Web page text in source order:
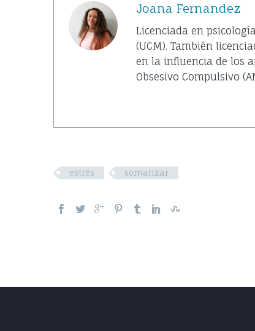
Joana Fernandez
Licenciada en
(UCM). También
en la influencia de los
Obsesivo Compulsivo
estrés somatizar